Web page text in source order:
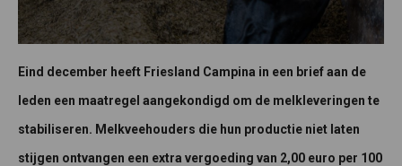
Eind december heeft Friesland Campina in een brief aan de
leden een maatregel aangekondigd om de melkleveringen te
stabiliseren. Melkveehouders die hun productie niet laten
stijgen ontvangen een extra vergoeding van 2,00 euro per 100